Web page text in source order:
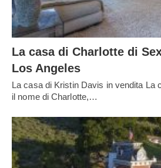
La casa di Charlotte di
Los Angeles
La casa di Kristin Davis in vendita La
il nome di Charlotte,…